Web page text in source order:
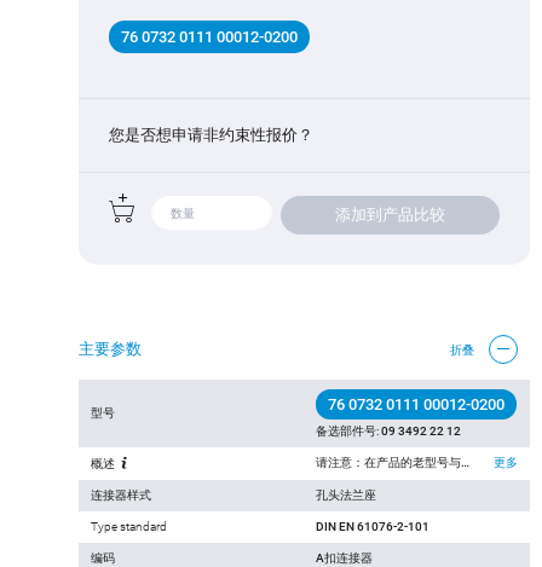
76 0732 0111 00012-0200
您是否想申请非约束性报价？
添加到产品比较
主要参数 折叠
型号 76 0732 0111 00012-0200
备选部件号:09 3492 22 12
概述 请注意：在产品的老型号与新型号转换过程中， 技术规格上可能有微小的变化，详细情况请联系我们的客户，联系方式见网站右上方“联系我们”. 更多
连接器样式 孔头法兰座
Type standard DIN EN 61076-2-101
编码 A扣连接器